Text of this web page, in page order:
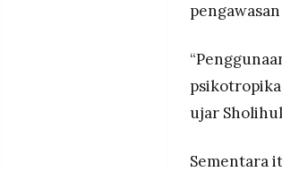
psikotropika
ujar
Sementara